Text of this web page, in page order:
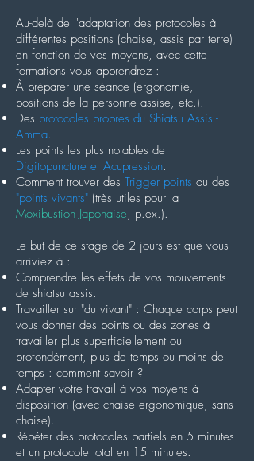
Au-delà de l'adaptation des protocoles à
différentes positions (chaise, assis par terre)
en fonction de vos moyens, avec cette
formations vous apprendrez :
À préparer une séance (ergonomie,
positions de la personne assise, etc.).
Des protocoles propres du Shiatsu Assis -
Amma.
Les points les plus notables de
Digitopuncture et Acupression.
Comment trouver des Trigger points ou des
"points vivants" (très utiles pour la
Moxibustion Japonaise, p.ex.).
Le but de ce stage de 2 jours est que vous
arriviez à :
Comprendre les effets de vos mouvements
de shiatsu assis.
Travailler sur "du vivant" : Chaque corps peut
vous donner des points ou des zones à
travailler plus superficiellement ou
profondément, plus de temps ou moins de
temps : comment savoir ?
Adapter votre travail à vos moyens à
disposition (avec chaise ergonomique, sans
chaise).
Répéter des protocoles partiels en 5 minutes
et un protocole total en 15 minutes.